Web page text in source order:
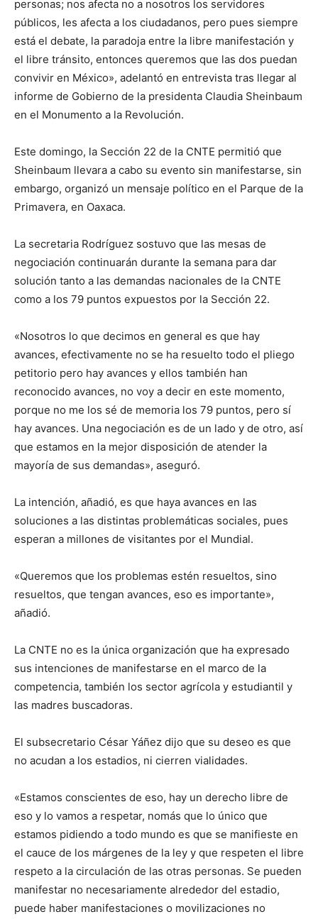
personas; nos afecta no a nosotros los servidores
públicos, les afecta a los ciudadanos, pero pues siempre
está el debate, la paradoja entre la libre manifestación y
el libre tránsito, entonces queremos que las dos puedan
convivir en México», adelantó en entrevista tras llegar al
informe de Gobierno de la presidenta Claudia Sheinbaum
en el Monumento a la Revolución.
Este domingo, la Sección 22 de la CNTE permitió que
Sheinbaum llevara a cabo su evento sin manifestarse, sin
embargo, organizó un mensaje político en el Parque de la
Primavera, en Oaxaca.
La secretaria Rodríguez sostuvo que las mesas de
negociación continuarán durante la semana para dar
solución tanto a las demandas nacionales de la CNTE
como a los 79 puntos expuestos por la Sección 22.
«Nosotros lo que decimos en general es que hay
avances, efectivamente no se ha resuelto todo el pliego
petitorio pero hay avances y ellos también han
reconocido avances, no voy a decir en este momento,
porque no me los sé de memoria los 79 puntos, pero sí
hay avances. Una negociación es de un lado y de otro, así
que estamos en la mejor disposición de atender la
mayoría de sus demandas», aseguró.
La intención, añadió, es que haya avances en las
soluciones a las distintas problemáticas sociales, pues
esperan a millones de visitantes por el Mundial.
«Queremos que los problemas estén resueltos, sino
resueltos, que tengan avances, eso es importante»,
añadió.
La CNTE no es la única organización que ha expresado
sus intenciones de manifestarse en el marco de la
competencia, también los sector agrícola y estudiantil y
las madres buscadoras.
El subsecretario César Yáñez dijo que su deseo es que
no acudan a los estadios, ni cierren vialidades.
«Estamos conscientes de eso, hay un derecho libre de
eso y lo vamos a respetar, nomás que lo único que
estamos pidiendo a todo mundo es que se manifieste en
el cauce de los márgenes de la ley y que respeten el libre
respeto a la circulación de las otras personas. Se pueden
manifestar no necesariamente alrededor del estadio,
puede haber manifestaciones o movilizaciones no